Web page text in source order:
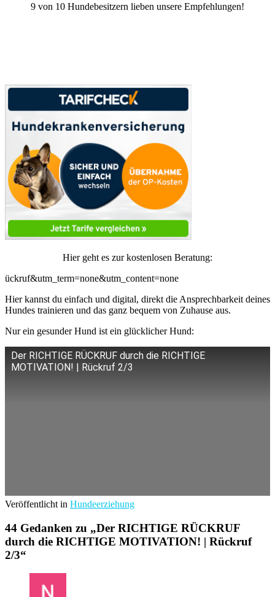
9 von 10 Hundebesitzern lieben unsere Empfehlungen!
Hier geht es zur kostenlosen Beratung:
ückruf&utm_term=none&utm_content=none
Hier kannst du einfach und digital, direkt die Ansprechbarkeit deines
Hundes trainieren und das ganz bequem von Zuhause aus.
Nur ein gesunder Hund ist ein glücklicher Hund:
Der RICHTIGE RÜCKRUF durch die RICHTIGE
MOTIVATION! | Rückruf 2/3
Veröffentlicht in Hundeerziehung
44 Gedanken zu „Der RICHTIGE RÜCKRUF
durch die RICHTIGE MOTIVATION! | Rückruf
2/3“